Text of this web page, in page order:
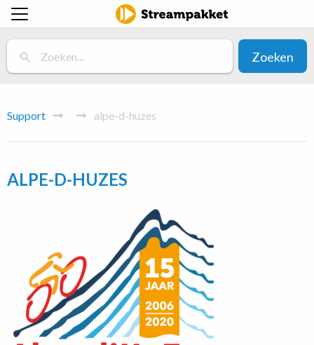
Zoeken
Support alpe-d-huzes
ALPE-D-HUZES